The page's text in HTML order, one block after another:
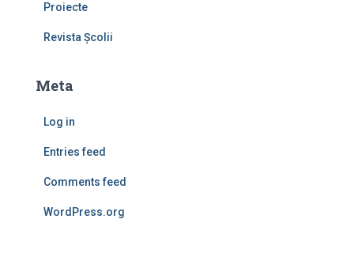
Proiecte
Revista Școlii
Meta
Log in
Entries feed
Comments feed
WordPress.org